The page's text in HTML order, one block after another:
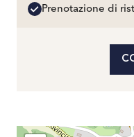
Prenotazione di